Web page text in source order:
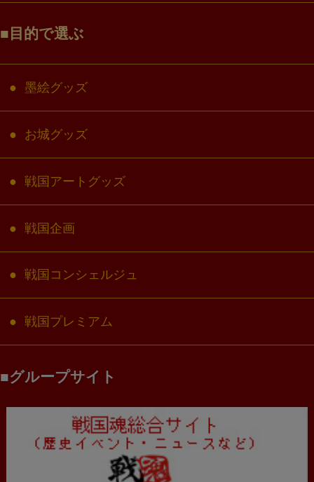
目的で選ぶ
墨絵グッズ
お城グッズ
戦国アートグッズ
戦国企画
戦国コンシェルジュ
戦国プレミアム
グループサイト